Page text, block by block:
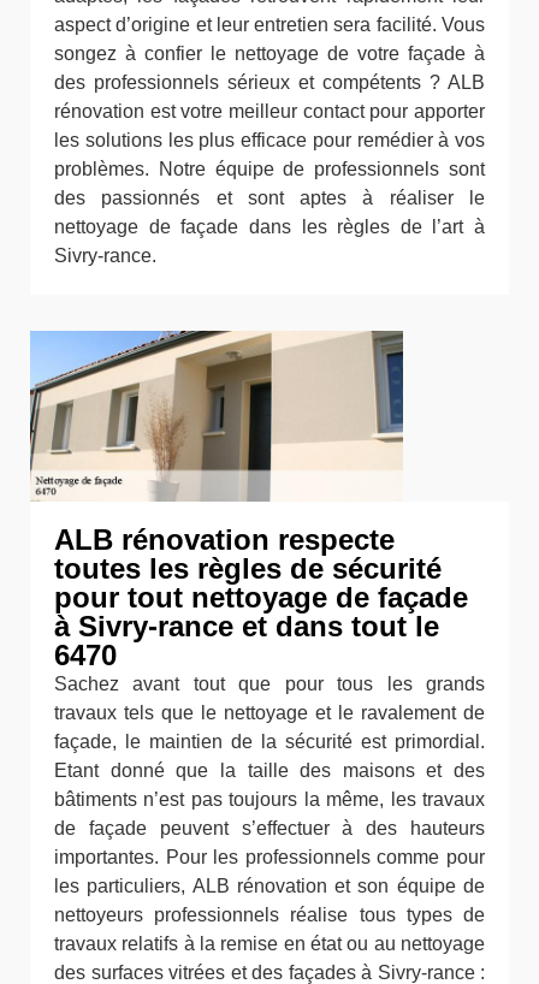
aspect d’origine et leur entretien sera facilité. Vous
songez à confier le nettoyage de votre façade à
des professionnels sérieux et compétents ? ALB
rénovation est votre meilleur contact pour apporter
les solutions les plus efficace pour remédier à vos
problèmes. Notre équipe de professionnels sont
des passionnés et sont aptes à réaliser le
nettoyage de façade dans les règles de l’art à
Sivry-rance.
ALB rénovation respecte
toutes les règles de sécurité
pour tout nettoyage de façade
à Sivry-rance et dans tout le
6470
Sachez avant tout que pour tous les grands
travaux tels que le nettoyage et le ravalement de
façade, le maintien de la sécurité est primordial.
Etant donné que la taille des maisons et des
bâtiments n’est pas toujours la même, les travaux
de façade peuvent s’effectuer à des hauteurs
importantes. Pour les professionnels comme pour
les particuliers, ALB rénovation et son équipe de
nettoyeurs professionnels réalise tous types de
travaux relatifs à la remise en état ou au nettoyage
des surfaces vitrées et des façades à Sivry-rance :